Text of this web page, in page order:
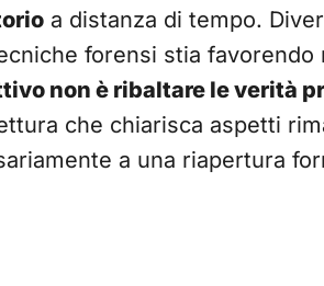
a distanza di tempo.
forensi stia
non è ribaltare le verità
che chiarisca aspetti
a una riapertura